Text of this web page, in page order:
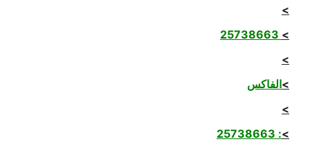
>
>
>
>الفاكس
>
>
: 25738663